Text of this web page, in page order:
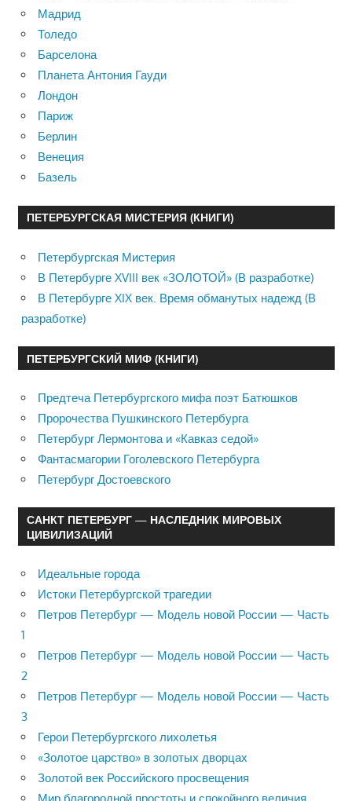
Мадрид
Толедо
Барселона
Планета Антония Гауди
Лондон
Париж
Берлин
Венеция
Базель
ПЕТЕРБУРГСКАЯ МИСТЕРИЯ (КНИГИ)
Петербургская Мистерия
В Петербурге XVIII век «ЗОЛОТОЙ» (В разработке)
В Петербурге XIX век. Время обманутых надежд (В
разработке)
ПЕТЕРБУРГСКИЙ МИФ (КНИГИ)
Предтеча Петербургского мифа поэт Батюшков
Пророчества Пушкинского Петербурга
Петербург Лермонтова и «Кавказ седой»
Фантасмагории Гоголевского Петербурга
Петербург Достоевского
САНКТ ПЕТЕРБУРГ — НАСЛЕДНИК МИРОВЫХ
ЦИВИЛИЗАЦИЙ
Идеальные города
Истоки Петербургской трагедии
Петров Петербург — Модель новой России — Часть
1
Петров Петербург — Модель новой России — Часть
2
Петров Петербург — Модель новой России — Часть
3
Герои Петербургского лихолетья
«Золотое царство» в золотых дворцах
Золотой век Российского просвещения